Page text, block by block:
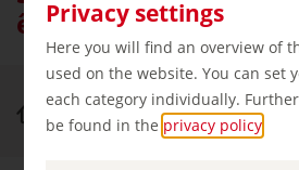
Privacy settings
Here you will find an overview of
used on the website. You can set
each category individually.
be found in the privacy policy
être logés comme des
Châteaux et palais Se